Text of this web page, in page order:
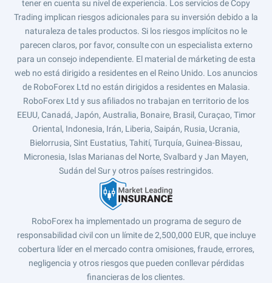
tener en cuenta su nivel de experiencia. Los servicios de Copy
Trading implican riesgos adicionales para su inversión debido a la
naturaleza de tales productos. Si los riesgos implícitos no le
parecen claros, por favor, consulte con un especialista externo
para un consejo independiente. El material de márketing de esta
web no está dirigido a residentes en el Reino Unido. Los anuncios
de RoboForex Ltd no están dirigidos a residentes en Malasia.
RoboForex Ltd y sus afiliados no trabajan en territorio de los
EEUU, Canadá, Japón, Australia, Bonaire, Brasil, Curaçao, Timor
Oriental, Indonesia, Irán, Liberia, Saipán, Rusia, Ucrania,
Bielorrusia, Sint Eustatius, Tahití, Turquía, Guinea-Bissau,
Micronesia, Islas Marianas del Norte, Svalbard y Jan Mayen,
Sudán del Sur y otros países restringidos.
RoboForex ha implementado un programa de seguro de
responsabilidad civil con un límite de 2,500,000 EUR, que incluye
cobertura líder en el mercado contra omisiones, fraude, errores,
negligencia y otros riesgos que pueden conllevar pérdidas
financieras de los clientes.